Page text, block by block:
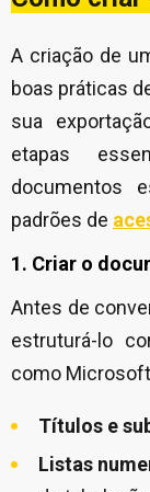
A criação de
boas práticas
sua
etapas
documentos
padrões de
1. Criar o
Antes de
estruturá-lo
como
Títulos e
Listas